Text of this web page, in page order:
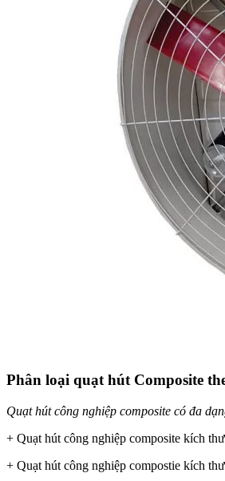
Phân loại quạt hút Composite
Quạt hút công nghiệp composite có đa
+ Quạt hút công nghiệp composite kích
+ Quạt hút công nghiệp compostie kích